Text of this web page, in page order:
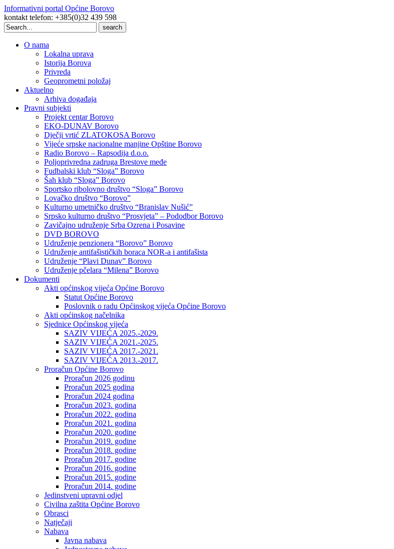
Informativni portal Općine Borovo
kontakt telefon: +385(0)32 439 598
Search
for:
O nama
Lokalna uprava
Istorija Borova
Privreda
Geoprometni položaj
Aktuelno
Arhiva događaja
Pravni subjekti
Projekt centar Borovo
EKO-DUNAV Borovo
Dječji vrtić ZLATOKOSA Borovo
Vijeće srpske nacionalne manjine Opštine Borovo
Radio Borovo – Rapsodija d.o.o.
Poljoprivredna zadruga Brestove međe
Fudbalski klub “Sloga” Borovo
Šah klub “Sloga” Borovo
Sportsko ribolovno društvo “Sloga” Borovo
Lovačko društvo “Borovo”
Kulturno umetničko društvo “Branislav Nušić”
Srpsko kulturno društvo “Prosvjeta” – Pododbor Borovo
Zavičajno udruženje Srba Ozrena i Posavine
DVD BOROVO
Udruženje penzionera “Borovo” Borovo
Udruženje antifašističkih boraca NOR-a i antifašista
Udruženje “Plavi Dunav” Borovo
Udruženje pčelara “Milena” Borovo
Dokumenti
Akti općinskog vijeća Općine Borovo
Statut Općine Borovo
Poslovnik o radu Općinskog vijeća Općine Borovo
Akti općinskog načelnika
Sjednice Općinskog vijeća
SAZIV VIJEĆA 2025.-2029.
SAZIV VIJEĆA 2021.-2025.
SAZIV VIJEĆA 2017.-2021.
SAZIV VIJEĆA 2013.-2017.
Proračun Općine Borovo
Proračun 2026 godinu
Proračun 2025 godina
Proračun 2024 godina
Proračun 2023. godina
Proračun 2022. godina
Proračun 2021. godina
Proračun 2020. godine
Proračun 2019. godine
Proračun 2018. godine
Proračun 2017. godine
Proračun 2016. godine
Proračun 2015. godine
Proračun 2014. godine
Jedinstveni upravni odjel
Civilna zaštita Općine Borovo
Obrasci
Natječaji
Nabava
Javna nabava